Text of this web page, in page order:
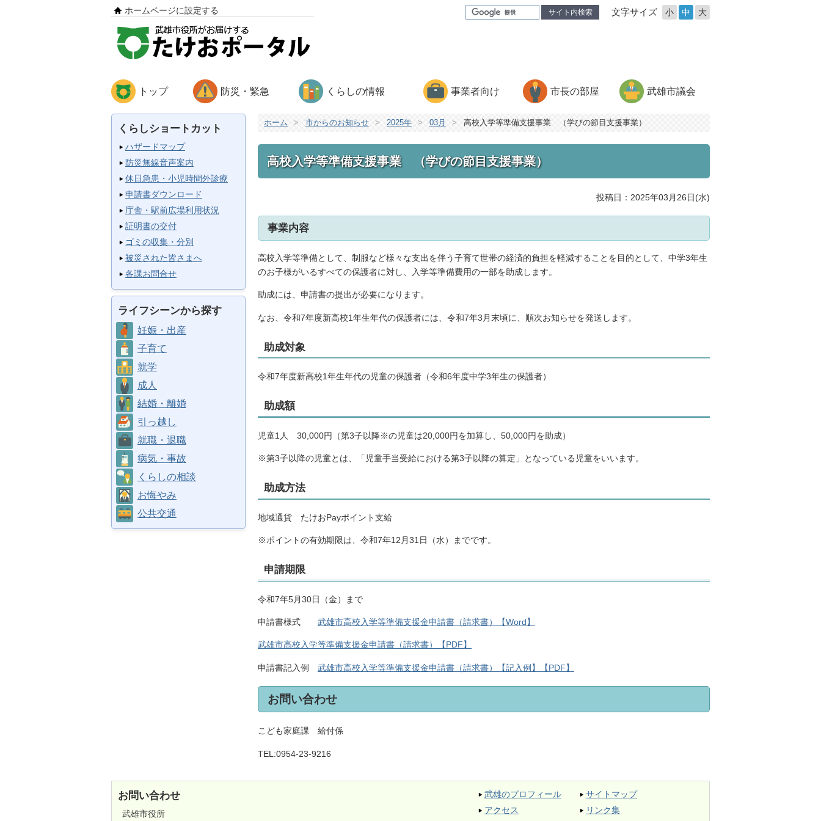
サイト内検索 文字サイズ 小 中 大
ホームページに設定する
トップ 防災・緊急 くらしの情報 事業者向け 市長の部屋 武雄市議会
くらしショートカット
ハザードマップ
防災無線音声案内
休日急患・小児時間外診療
申請書ダウンロード
庁舎・駅前広場利用状況
証明書の交付
ゴミの収集・分別
被災された皆さまへ
各課お問合せ
ライフシーンから探す
妊娠・出産
子育て
就学
成人
結婚・離婚
引っ越し
就職・退職
病気・事故
くらしの相談
お悔やみ
公共交通
ホーム > 市からのお知らせ > 2025年 > 03月 > 高校入学等準備支援事業 （学びの節目支援事業）
高校入学等準備支援事業 （学びの節目支援事業）
投稿日：2025年03月26日(水)
事業内容
高校入学等準備として、制服など様々な支出を伴う子育て世帯の経済的負担を軽減することを目的として、中学3年生
のお子様がいるすべての保護者に対し、入学等準備費用の一部を助成します。
助成には、申請書の提出が必要になります。
なお、令和7年度新高校1年生年代の保護者には、令和7年3月末頃に、順次お知らせを発送します。
助成対象
令和7年度新高校1年生年代の児童の保護者（令和6年度中学3年生の保護者）
助成額
児童1人 30,000円（第3子以降※の児童は20,000円を加算し、50,000円を助成）
※第3子以降の児童とは、「児童手当受給における第3子以降の算定」となっている児童をいいます。
助成方法
地域通貨 たけおPayポイント支給
※ポイントの有効期限は、令和7年12月31日（水）までです。
申請期限
令和7年5月30日（金）まで
申請書様式 武雄市高校入学等準備支援金申請書（請求書）【Word】
武雄市高校入学等準備支援金申請書（請求書）【PDF】
申請書記入例 武雄市高校入学等準備支援金申請書（請求書）【記入例】【PDF】
お問い合わせ
こども家庭課 給付係
TEL:0954-23-9216
お問い合わせ
武雄市役所
武雄のプロフィール
アクセス
サイトマップ
リンク集